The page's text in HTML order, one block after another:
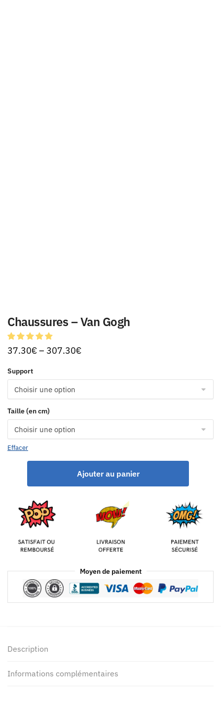
Chaussures – Van Gogh
37.30€– 307.30€
Support
Taille (en cm)
Effacer
Ajouter au panier
Moyen de paiement
Description
Informations complémentaires